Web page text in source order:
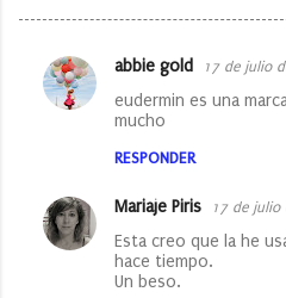
C
n
t
abbie gold 17 de julio
eudermin es una
mucho
RESPONDER
Mariaje Piris 17 de julio
Esta creo que la he
hace tiempo.
Un beso.